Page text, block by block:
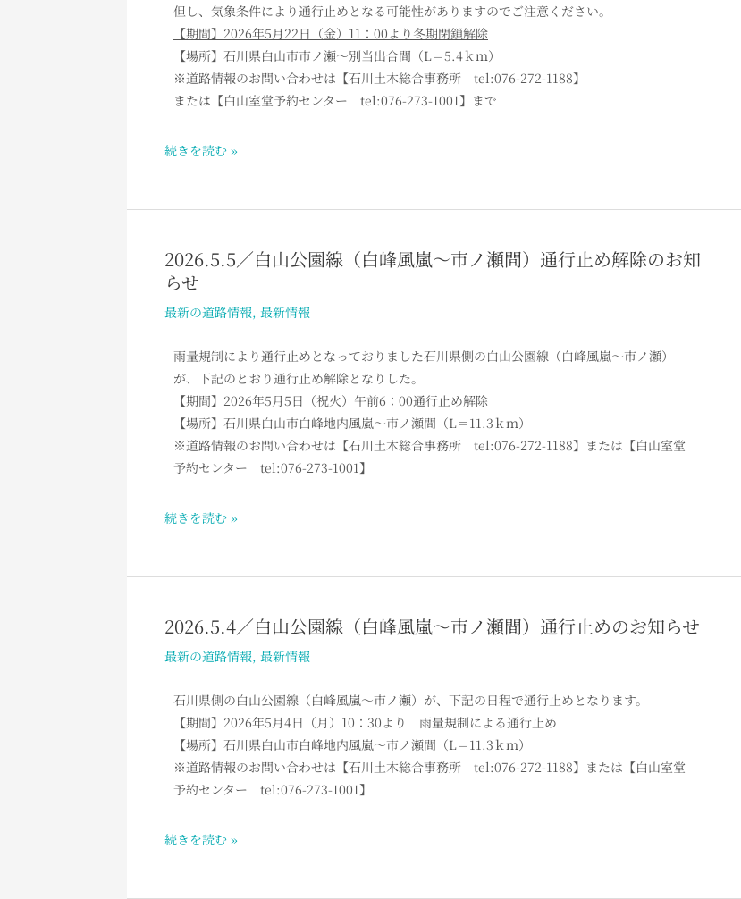
但し、気象条件により通行止めとなる可能性がありますのでご注意ください。
【期間】2026年5月22日（金）11：00より冬期閉鎖解除
【場所】石川県白山市市ノ瀬～別当出合間（L＝5.4ｋｍ）
※道路情報のお問い合わせは【石川土木総合事務所 tel:076-272-1188】
または【白山室堂予約センター tel:076-273-1001】まで
（市
出
鎖
解
除
お
知
続きを読む »
2026.5.5／白山公園線（白峰風嵐～市ノ瀬間）通行止め解除のお知
らせ
最新の道路情報, 最新情報
雨量規制により通行止めとなっておりました石川県側の白山公園線（白峰風嵐～市ノ瀬）
が、下記のとおり通行止め解除となりした。
【期間】2026年5月5日（祝火）午前6：00通行止め解除
【場所】石川県白山市白峰地内風嵐～市ノ瀬間（L＝11.3ｋｍ）
※道路情報のお問い合わせは【石川土木総合事務所 tel:076-272-1188】または【白山室堂
予約センター tel:076-273-1001】
2026.5.5
／
山
（白
市
行
止
解
お
知
せ
続きを読む »
2026.5.4／白山公園線（白峰風嵐～市ノ瀬間）通行止めのお知らせ
最新の道路情報, 最新情報
石川県側の白山公園線（白峰風嵐～市ノ瀬）が、下記の日程で通行止めとなります。
【期間】2026年5月4日（月）10：30より 雨量規制による通行止め
【場所】石川県白山市白峰地内風嵐～市ノ瀬間（L＝11.3ｋｍ）
※道路情報のお問い合わせは【石川土木総合事務所 tel:076-272-1188】または【白山室堂
予約センター tel:076-273-1001】
2026.5.4
／
山
（白
嵐
続きを読む »